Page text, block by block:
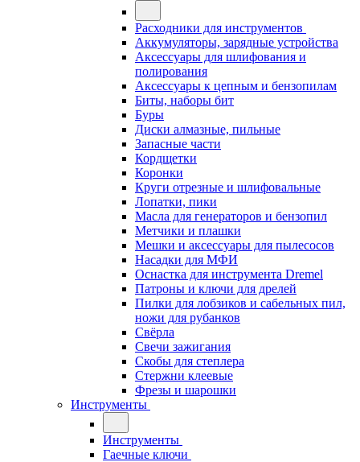
Расходники для инструментов
Аккумуляторы, зарядные устройства
Аксессуары для шлифования и
полирования
Аксессуары к цепным и бензопилам
Биты, наборы бит
Буры
Диски алмазные, пильные
Запасные части
Кордщетки
Коронки
Круги отрезные и шлифовальные
Лопатки, пики
Масла для генераторов и бензопил
Метчики и плашки
Мешки и аксессуары для пылесосов
Насадки для МФИ
Оснастка для инструмента Dremel
Патроны и ключи для дрелей
Пилки для лобзиков и сабельных пил,
ножи для рубанков
Свёрла
Свечи зажигания
Скобы для степлера
Стержни клеевые
Фрезы и шарошки
Инструменты
Инструменты
Гаечные ключи